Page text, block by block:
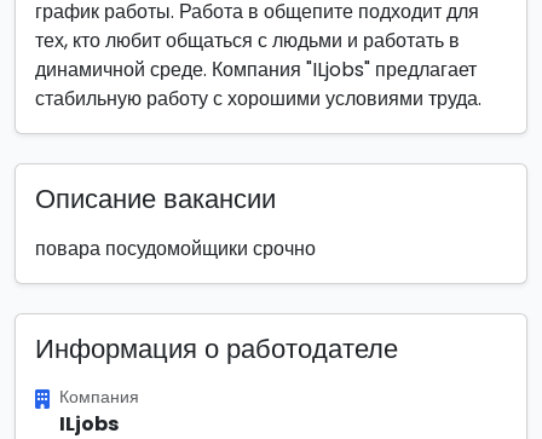
график работы. Работа в общепите подходит для
тех, кто любит общаться с людьми и работать в
динамичной среде. Компания "ILjobs" предлагает
стабильную работу с хорошими условиями труда.
Описание вакансии
повара посудомойщики срочно
Информация о работодателе
Компания
ILjobs